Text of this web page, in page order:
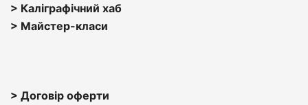
> Каліграфічний хаб
> Майстер-класи
> Договір оферти